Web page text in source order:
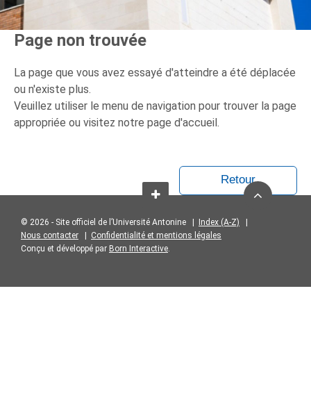
Page non trouvée
La page que vous avez essayé d'atteindre a été déplacée
ou n'existe plus.
Veuillez utiliser le menu de navigation pour trouver la page
appropriée ou visitez notre page d'accueil.
Retour
© 2026 - Site officiel de l’Université Antonine | Index (A-Z)
Nous contacter
Confidentialité et mentions légales
Conçu et développé par Born Interactive.